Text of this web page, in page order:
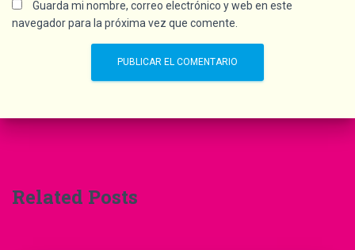
Guarda mi nombre, correo electrónico y web en este
navegador para la próxima vez que comente.
Related Posts